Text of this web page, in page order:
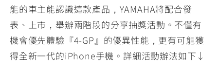
能的車主能認識這款產品，YAMAHA將配合發
表、上市，舉辦兩階段的分享抽獎活動。不僅有
機會優先體驗『4-GP』的優異性能，更有可能獲
得全新一代的iPhone手機。詳細活動辦法如下↓